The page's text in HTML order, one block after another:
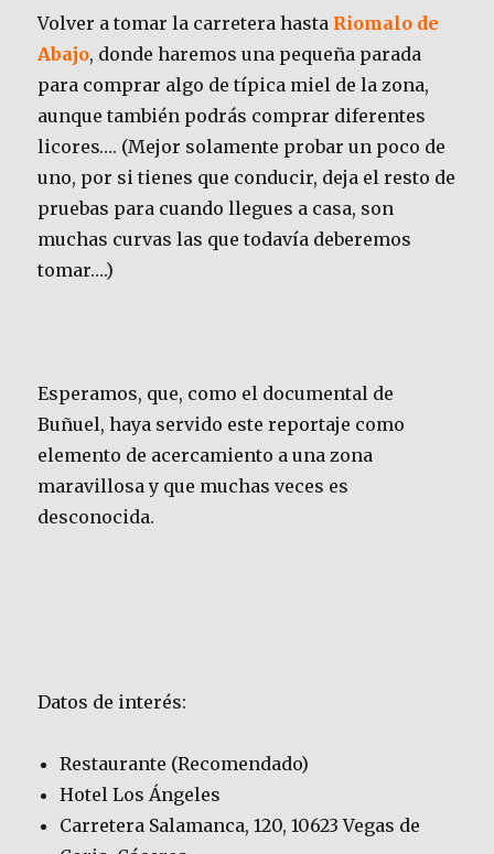
Volver a tomar la carretera hasta Riomalo de
Abajo, donde haremos una pequeña parada
para comprar algo de típica miel de la zona,
aunque también podrás comprar diferentes
licores…. (Mejor solamente probar un poco de
uno, por si tienes que conducir, deja el resto de
pruebas para cuando llegues a casa, son
muchas curvas las que todavía deberemos
tomar….)
Esperamos, que, como el documental de
Buñuel, haya servido este reportaje como
elemento de acercamiento a una zona
maravillosa y que muchas veces es
desconocida.
Datos de interés:
Restaurante (Recomendado)
Hotel Los Ángeles
Carretera Salamanca, 120, 10623 Vegas de